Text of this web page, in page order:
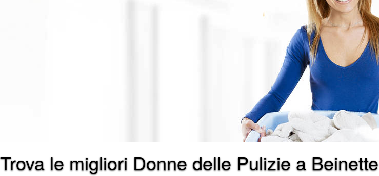
Trova le migliori Donne delle Pulizie a Beinette